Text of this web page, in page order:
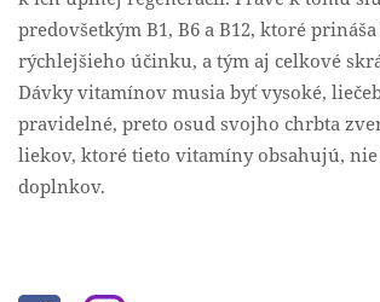
predovšetkým B1, B6 a B12, ktoré
rýchlejšieho účinku, a tým aj celkové
Dávky vitamínov musia byť vysoké,
pravidelné, preto osud svojho chrbta
liekov, ktoré tieto vitamíny obsahujú,
doplnkov.